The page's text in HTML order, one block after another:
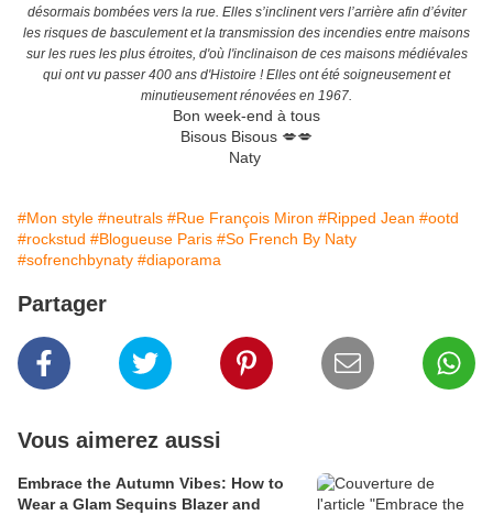
désormais bombées vers la rue. Elles s’inclinent vers l’arrière afin d’éviter
les risques de basculement et la transmission des incendies entre maisons
sur les rues les plus étroites, d'où l'inclinaison de ces maisons médiévales
qui ont vu passer 400 ans d'Histoire ! Elles ont été soigneusement et
minutieusement rénovées en 1967.
Bon week-end à tous
Bisous Bisous 💋💋
Naty
#Mon style #neutrals #Rue François Miron #Ripped Jean #ootd
#rockstud #Blogueuse Paris #So French By Naty
#sofrenchbynaty #diaporama
Partager
Vous aimerez aussi
Embrace the Autumn Vibes: How to
Wear a Glam Sequins Blazer and